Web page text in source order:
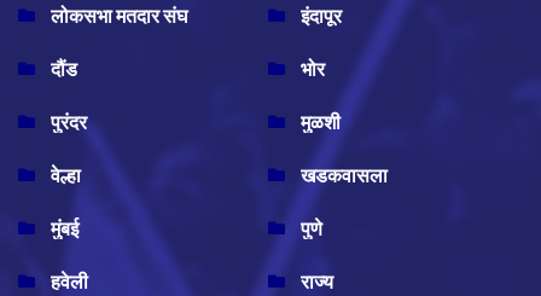
लोकसभा मतदार संघ
इंदापूर
दौंड
भोर
पुरंदर
मुळशी
वेल्हा
खडकवासला
मुंबई
पुणे
हवेली
राज्य